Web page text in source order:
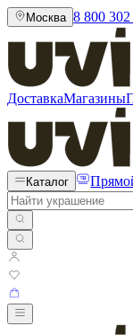
Москва 8 800
ДоставкаМагазины
Каталог